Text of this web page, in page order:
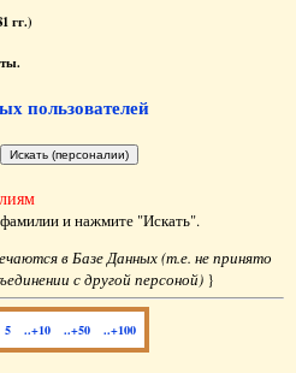
гг.)
пользователей
и нажмите "Искать".
в Базе Данных (т.е. не принято
с другой персоной) }
5 ..+10 ..+50 ..+100